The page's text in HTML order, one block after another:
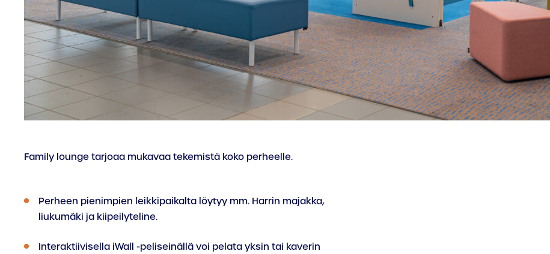
Family lounge tarjoaa mukavaa tekemistä koko perheelle.
Perheen pienimpien leikkipaikalta löytyy mm. Harrin majakka,
liukumäki ja kiipeilyteline.
Interaktiivisella iWall -peliseinällä voi pelata yksin tai kaverin